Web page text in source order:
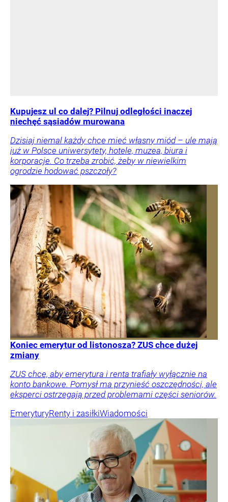
Kupujesz ul co dalej? Pilnuj odległości inaczej
niechęć sąsiadów murowana
Dzisiaj niemal każdy chce mieć własny miód – ule mają
już w Polsce uniwersytety, hotele, muzea, biura i
korporacje. Co trzeba zrobić, żeby w niewielkim
ogrodzie hodować pszczoły?
Koniec emerytur od listonosza? ZUS chce dużej
zmiany
ZUS chce, aby emerytura i renta trafiały wyłącznie na
konto bankowe. Pomysł ma przynieść oszczędności, ale
eksperci ostrzegają przed problemami części seniorów.
EmeryturyRenty i zasiłkiWiadomości